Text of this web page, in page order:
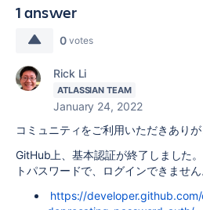
1 answer
0 votes
Rick Li
ATLASSIAN TEAM
January 24, 2022
コミュニティをご利用いただきありが
GitHub上、基本認証が終了しました
トパスワードで、ログインできません
https://